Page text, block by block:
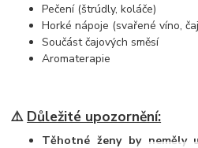
Pečení (štrúdly, koláče)
Horké nápoje (svařené víno,
Součást čajových směsí
Aromaterapie
⚠️ Důležité upozornění:
Těhotné ženy by neměly